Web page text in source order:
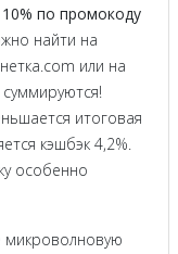
10% по промокоду
найти на
или на
итоговая
кэшбэк 4,2%.
особенно
микроволновую